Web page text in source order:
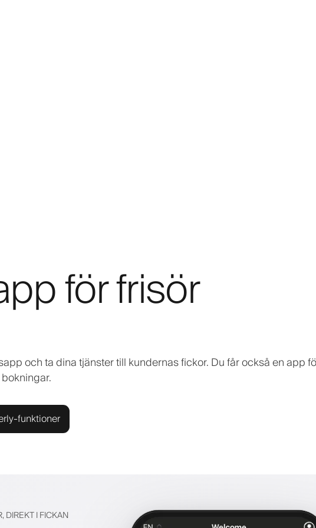
för frisör
och ta dina tjänster till kundernas fickor. Du får också en app
funktioner
DIREKT I FICKAN